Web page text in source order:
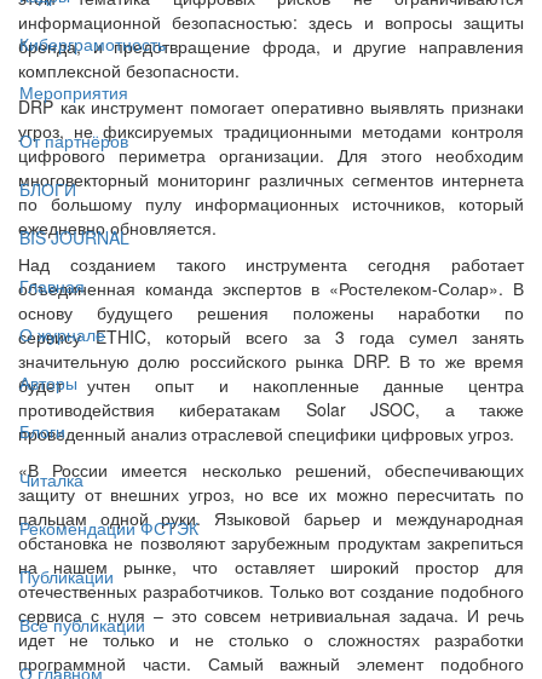
Киберграмотность
Мероприятия
От партнёров
БЛОГИ
BIS JOURNAL
Главная
О журнале
Авторы
Блоги
Читалка
Рекомендации ФСТЭК
Публикации
Все публикации
О главном
информационной безопасностью: здесь и вопросы защиты
бренда, и предотвращение фрода, и другие направления
комплексной безопасности.
DRP как инструмент помогает оперативно выявлять признаки
угроз, не фиксируемых традиционными методами контроля
цифрового периметра организации. Для этого необходим
многовекторный мониторинг различных сегментов интернета
по большому пулу информационных источников, который
ежедневно обновляется.
Над созданием такого инструмента сегодня работает
объединенная команда экспертов в «Ростелеком-Солар». В
основу будущего решения положены наработки по
сервису ETHIC, который всего за 3 года сумел занять
значительную долю российского рынка DRP. В то же время
будет учтен опыт и накопленные данные центра
противодействия кибератакам Solar JSOC, а также
проведенный анализ отраслевой специфики цифровых угроз.
«В России имеется несколько решений, обеспечивающих
защиту от внешних угроз, но все их можно пересчитать по
пальцам одной руки. Языковой барьер и международная
обстановка не позволяют зарубежным продуктам закрепиться
на нашем рынке, что оставляет широкий простор для
отечественных разработчиков. Только вот создание подобного
сервиса с нуля – это совсем нетривиальная задача. И речь
идет не только и не столько о сложностях разработки
программной части. Самый важный элемент подобного